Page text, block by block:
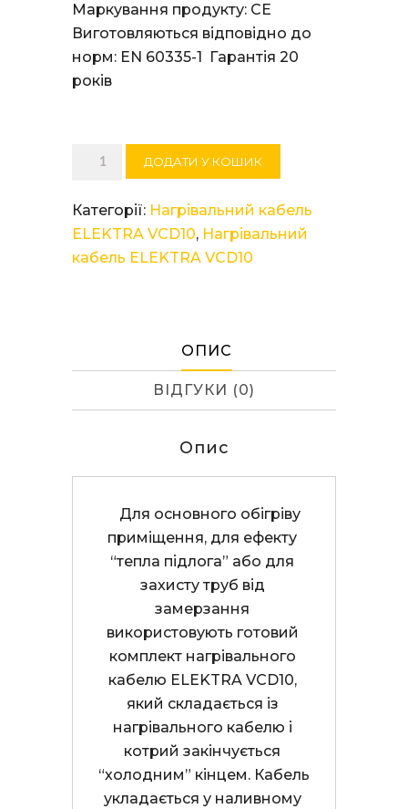
Маркування продукту: СЕ
Виготовляються відповідно до
норм: EN 60335-1 Гарантія 20
років
Нагрівальний
кабель
ELEKTRA
VCD
10/700
ДОДАТИ У КОШИК
Категорії: Нагрівальний кабель
ELEKTRA VCD10, Нагрівальний
кабель ELEKTRA VCD10
ОПИС
ВІДГУКИ (0)
Опис
приміщення, для ефекту
“тепла підлога” або для
захисту труб від
замерзання
використовують готовий
комплект нагрівального
кабелю ELEKTRA VCD10,
який складається із
нагрівального кабелю і
котрий закінчується
“холодним” кінцем. Кабель
укладається у наливному